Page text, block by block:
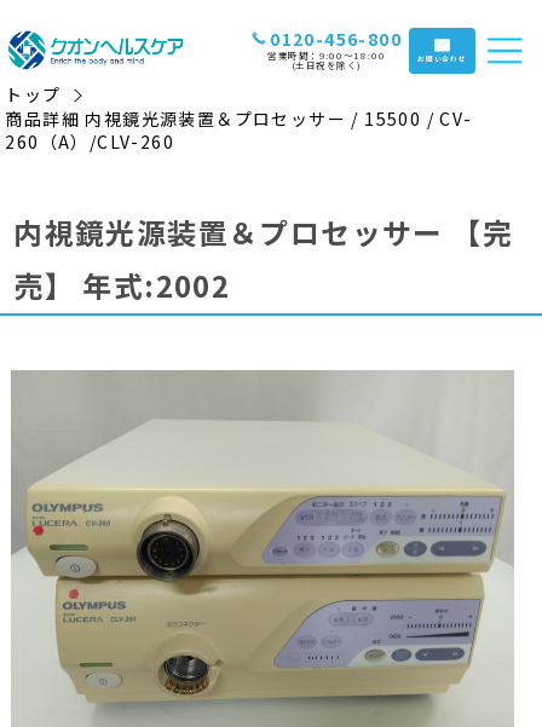
0120-456-800
営業時間：9:00〜18:00
(土日祝を除く) お問い合わせ
トップ
商品詳細 内視鏡光源装置＆プロセッサー / 15500 / CV-
260（A）/CLV-260
内視鏡光源装置＆プロセッサー
【完
売】
年式:2002